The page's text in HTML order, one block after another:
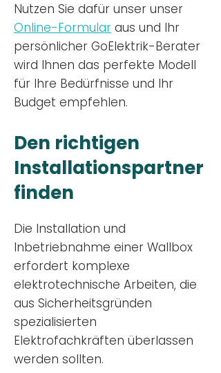
Nutzen Sie dafür unser unser
Online-Formular aus und Ihr
persönlicher GoElektrik-Berater
wird Ihnen das perfekte Modell
für Ihre Bedürfnisse und Ihr
Budget empfehlen.
Den richtigen
Installationspartner
finden
Die Installation und
Inbetriebnahme einer Wallbox
erfordert komplexe
elektrotechnische Arbeiten, die
aus Sicherheitsgründen
spezialisierten
Elektrofachkräften überlassen
werden sollten.